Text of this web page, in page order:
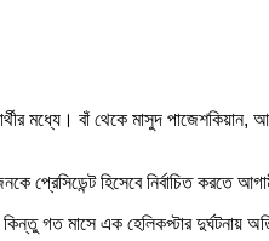
মধ্যে। বাঁ থেকে মাসুদ
প্রেসিডেন্ট হিসেবে নির্বাচিত করতে
গত মাসে এক হেলিকপ্টার দুর্ঘটনায়